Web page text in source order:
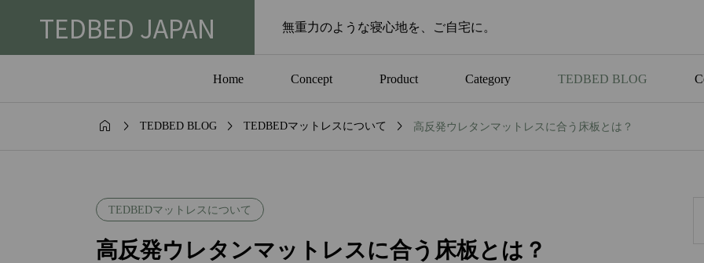
TEDBED JAPAN 無重力のような寝心地を、ご自宅に。
Home Concept Product Category TEDBED BLOG
ら考えるおすすめランキ
  TEDBED BLOG  TEDBEDマットレスについて  高反発ウレタンマットレスに合う床板とは？
TEDBEDマットレスについて
高反発ウレタンマットレスに合う床板とは？